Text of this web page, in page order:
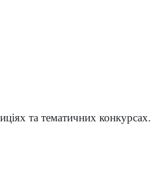
та тематичних конкурсах.